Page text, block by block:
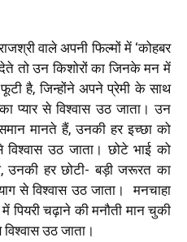
वाले अपनी फिल्मों में ‘कोहबर
तो उन किशोरों का जिनके मन में
है, जिन्होंने अपने प्रेमी के साथ
प्यार से विश्वास उठ जाता। उन
मानते हैं, उनकी हर इच्छा को
उठ जाता। छोटे भाई को
हर छोटी- बड़ी जरूरत का
से विश्वास उठ जाता। मनचाहा
पियरी चढ़ाने की मनौती मान चुकी
उठ जाता।